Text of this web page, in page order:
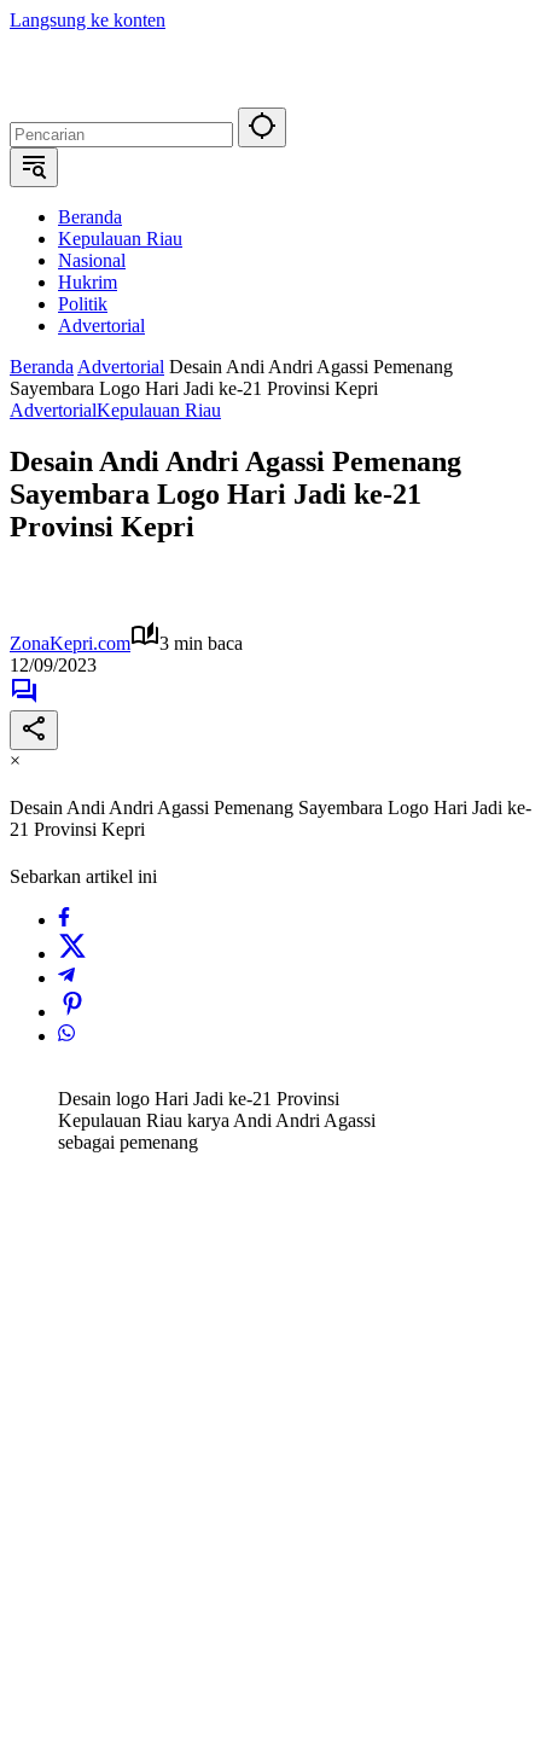
Langsung ke konten
Beranda
Kepulauan Riau
Nasional
Hukrim
Politik
Advertorial
Beranda Advertorial Desain Andi Andri Agassi Pemenang
Sayembara Logo Hari Jadi ke-21 Provinsi Kepri
AdvertorialKepulauan Riau
Desain Andi Andri Agassi Pemenang
Sayembara Logo Hari Jadi ke-21
Provinsi Kepri
ZonaKepri.com
3 min baca
12/09/2023
×
Desain Andi Andri Agassi Pemenang Sayembara Logo Hari Jadi ke-
21 Provinsi Kepri
Sebarkan artikel ini
Desain logo Hari Jadi ke-21 Provinsi
Kepulauan Riau karya Andi Andri Agassi
sebagai pemenang